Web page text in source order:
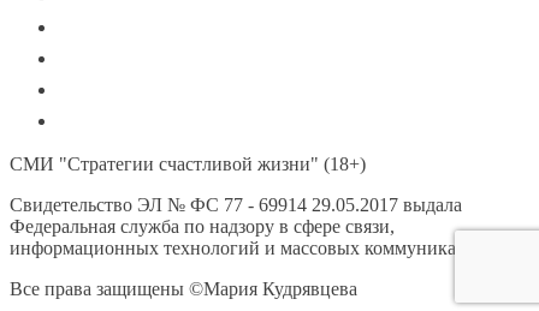
СМИ "Стратегии счастливой жизни" (18+)
Свидетельство ЭЛ № ФС 77 - 69914 29.05.2017 выдала
Федеральная служба по надзору в сфере связи,
информационных технологий и массовых коммуникаций
Все права защищены ©Мария Кудрявцева